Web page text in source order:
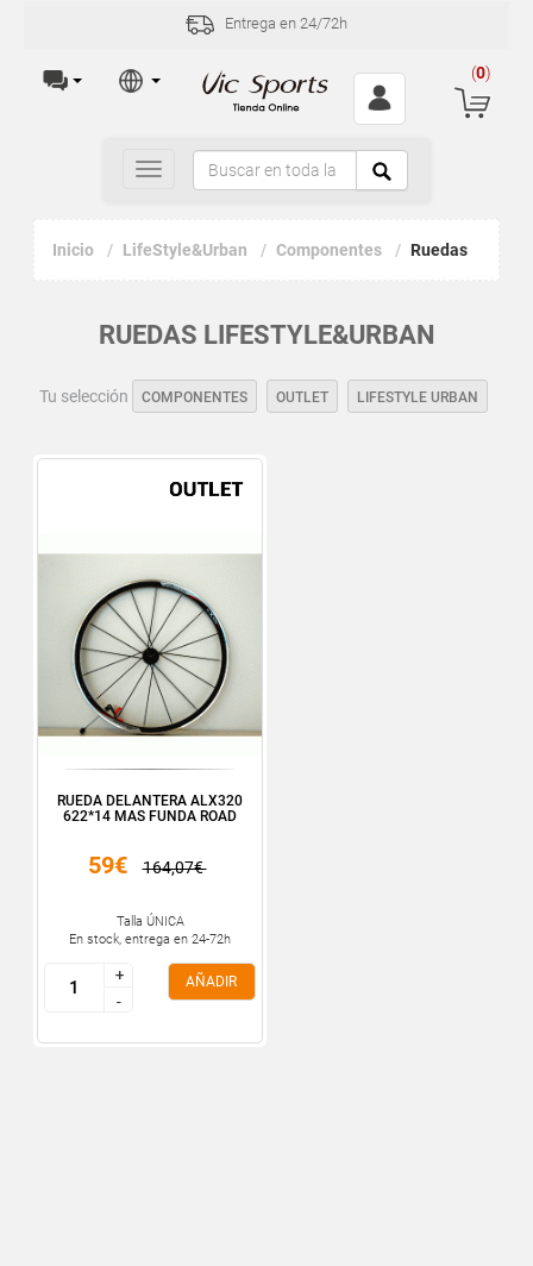
Entrega en 24/72h
(0)
Toggle
navigation
Inicio LifeStyle&Urban Componentes Ruedas
RUEDAS LIFESTYLE&URBAN
Tu selección COMPONENTES OUTLET LIFESTYLE URBAN
RUEDA DELANTERA ALX320
622*14 MAS FUNDA ROAD
59€ 164,07€
Talla ÚNICA
En stock, entrega en 24-72h
+
-
+
-
AÑADIR